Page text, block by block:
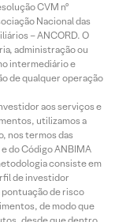
CVM nº
Nacional das
– ANCORD. O
administração ou
intermediário e
de qualquer operação
aos serviços e
utilizamos a
nos termos das
do Código ANBIMA
consiste em
de investidor
pontuação de risco
de modo que